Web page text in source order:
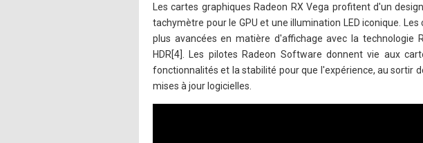
Les cartes graphiques Radeon RX Vega profitent d'un
tachymètre pour le GPU et une illumination LED iconique.
plus avancées en matière d'affichage avec la technologie
HDR[4]. Les pilotes Radeon Software donnent vie aux
fonctionnalités et la stabilité pour que l'expérience, au sortir
mises à jour logicielles.